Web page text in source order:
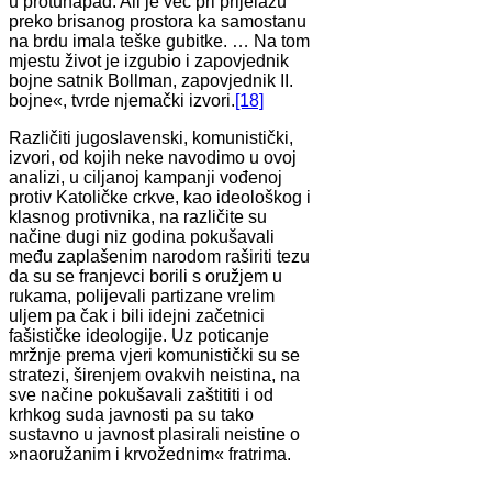
preko brisanog prostora ka samostanu
na brdu imala teške gubitke. … Na tom
mjestu život je izgubio i zapovjednik
bojne satnik Bollman, zapovjednik II.
bojne«, tvrde njemački izvori.[18]
Različiti jugoslavenski, komunistički,
izvori, od kojih neke navodimo u ovoj
analizi, u ciljanoj kampanji vođenoj
protiv Katoličke crkve, kao ideološkog i
klasnog protivnika, na različite su
načine dugi niz godina pokušavali
među zaplašenim narodom raširiti tezu
da su se franjevci borili s oružjem u
rukama, polijevali partizane vrelim
uljem pa čak i bili idejni začetnici
fašističke ideologije. Uz poticanje
mržnje prema vjeri komunistički su se
stratezi, širenjem ovakvih neistina, na
sve načine pokušavali zaštititi i od
krhkog suda javnosti pa su tako
sustavno u javnost plasirali neistine o
»naoružanim i krvožednim« fratrima.